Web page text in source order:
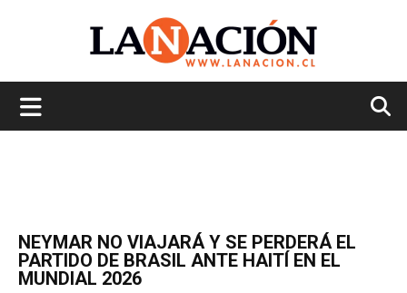
NEYMAR NO VIAJARÁ Y SE PERDERÁ EL
PARTIDO DE BRASIL ANTE HAITÍ EN EL
MUNDIAL 2026